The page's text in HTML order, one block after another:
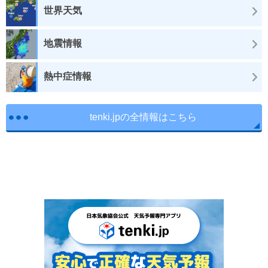
世界天気
地震情報
熱中症情報
tenki.jpの全情報はこちら